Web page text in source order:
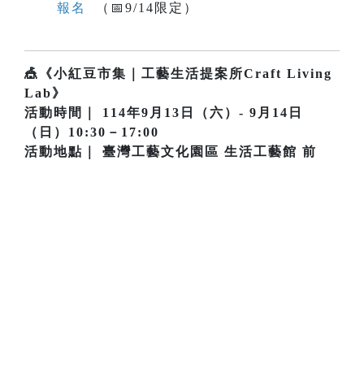
報名
（📅9/14限定）
🎪《小紅豆市集｜工藝生活提案所Craft Living
Lab》
活動時間｜ 114年9月13日（六）- 9月14日
（日）10:30－17:00
活動地點｜ 臺灣工藝文化園區 生活工藝館 前